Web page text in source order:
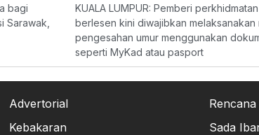
bagi
Sarawak,
KUALA LUMPUR: Pemberi
berlesen kini diwajibkan melaksanakan
pengesahan umur menggunakan
seperti MyKad atau pasport
Advertorial
Kebakaran
Rencana
Sada